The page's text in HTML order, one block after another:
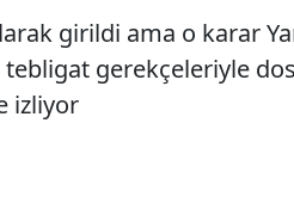
girildi ama o karar
tebligat gerekçeleriyle
izliyor